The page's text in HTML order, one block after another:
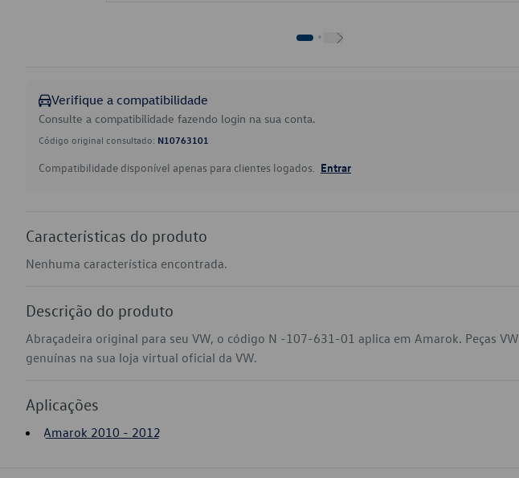
Verifique a compatibilidade
Consulte a compatibilidade fazendo login na sua conta.
Código original consultado: N10763101
Compatibilidade disponível apenas para clientes logados. Entrar
Características do produto
Nenhuma característica encontrada.
Descrição do produto
Abraçadeira original para seu VW, o código N -107-631-01 aplica em Amarok. Peças VW
genuínas na sua loja virtual oficial da VW.
Aplicações
Amarok 2010 - 2012